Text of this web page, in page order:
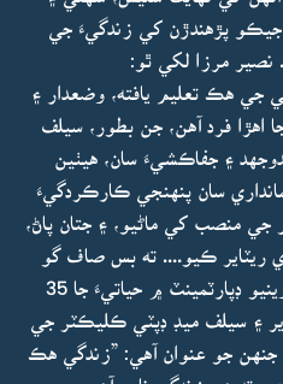
جيڪو پڙهندڙن کي زندگيءَ جي
مرزا لکي ٿو:
جي هڪ تعليم يافته، وضعدار ۽
اهڙا فرد آهن، جن بطور، سيلف
۽ جفاڪشيءَ سان، هيٺين
سان پنهنجي ڪارڪردگيءَ
منصب کي ماڻيو، ۽ جتان پاڻ،
سان 1984ع ڌاري ريٽاير ڪيو.... ته بس صاف گو
ئي، سچائي ۽ شفاف هٿن سان روينيو ڊپارٽمينٽ ۾ حياتيءَ جا 35
۽ سيلف ميڊ ڊپٽي ڪليڪٽر جي
جو عنوان آهي: ”زندگي هڪ
ته هي زندگي نامو آهي.